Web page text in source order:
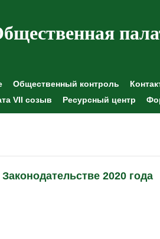
Общественный контроль
VII созыв
Ресурсный центр
2020 года